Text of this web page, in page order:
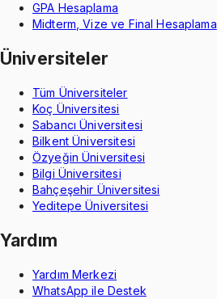
GPA Hesaplama
Midterm, Vize ve Final Hesaplama
Üniversiteler
Tüm Üniversiteler
Koç Üniversitesi
Sabancı Üniversitesi
Bilkent Üniversitesi
Özyeğin Üniversitesi
Bilgi Üniversitesi
Bahçeşehir Üniversitesi
Yeditepe Üniversitesi
Yardım
Yardım Merkezi
WhatsApp ile Destek